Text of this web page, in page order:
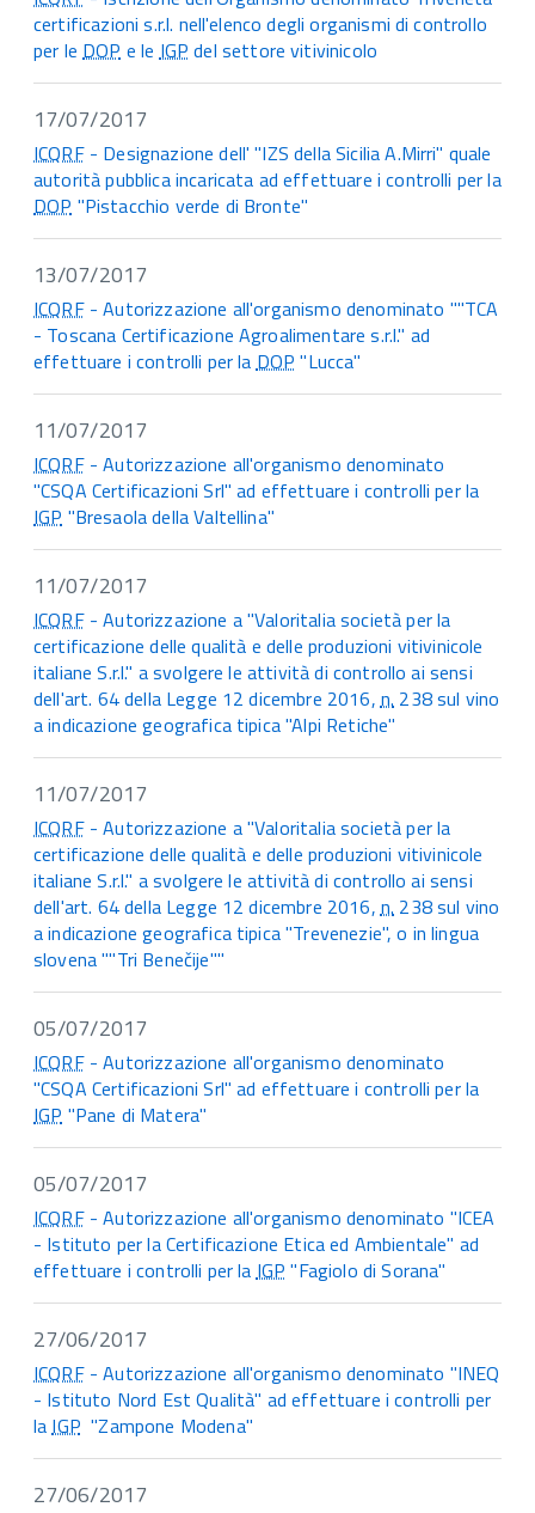
certificazioni s.r.l. nell'elenco degli organismi di controllo
per leDOP e leIGP del settore vitivinicolo
17/07/2017
ICQRF- Designazione dell' "IZS della Sicilia A.Mirri" quale
autorità pubblica incaricata ad effettuare i controlli per la
DOP "Pistacchio verde di Bronte"
13/07/2017
ICQRF- Autorizzazione all'organismo denominato ""TCA
- Toscana Certificazione Agroalimentare s.r.l." ad
effettuare i controlli per laDOP "Lucca"
11/07/2017
ICQRF- Autorizzazione all'organismo denominato
"CSQA Certificazioni Srl" ad effettuare i controlli per la
IGP "Bresaola della Valtellina"
11/07/2017
ICQRF- Autorizzazione a "Valoritalia società per la
certificazione delle qualità e delle produzioni vitivinicole
italiane S.r.l." a svolgere le attività di controllo ai sensi
dell'art. 64 della Legge 12 dicembre 2016,n. 238 sul vino
a indicazione geografica tipica "Alpi Retiche"
11/07/2017
ICQRF- Autorizzazione a "Valoritalia società per la
certificazione delle qualità e delle produzioni vitivinicole
italiane S.r.l." a svolgere le attività di controllo ai sensi
dell'art. 64 della Legge 12 dicembre 2016,n. 238 sul vino
a indicazione geografica tipica "Trevenezie", o in lingua
slovena ""Tri Benečije""
05/07/2017
ICQRF- Autorizzazione all'organismo denominato
"CSQA Certificazioni Srl" ad effettuare i controlli per la
IGP "Pane di Matera"
05/07/2017
ICQRF- Autorizzazione all'organismo denominato "ICEA
- Istituto per la Certificazione Etica ed Ambientale" ad
effettuare i controlli per laIGP "Fagiolo di Sorana"
27/06/2017
ICQRF- Autorizzazione all'organismo denominato "INEQ
- Istituto Nord Est Qualità" ad effettuare i controlli per
laIGP "Zampone Modena"
27/06/2017